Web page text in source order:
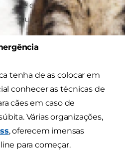
é comum, mas
o seu cão.
tenha de as colocar em
conhecer as técnicas de
cães em caso de
Várias organizações,
, oferecem imensas
para começar.